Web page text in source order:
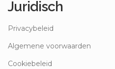
Juridisch
Privacybeleid
Algemene voorwaarden
Cookiebeleid